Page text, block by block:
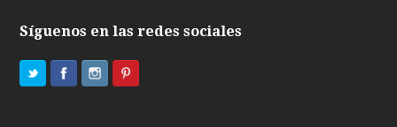
Síguenos en las redes sociales